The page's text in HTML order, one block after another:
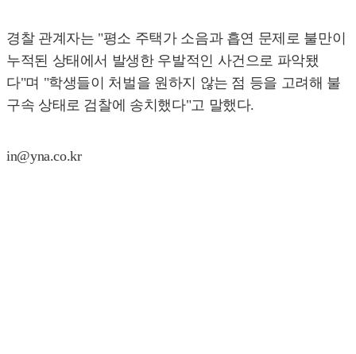
경찰 관계자는 "평소 주택가 소음과 흡연 문제로 불만이
누적된 상태에서 발생한 우발적인 사건으로 파악됐
다"며 "학생들이 처벌을 원하지 않는 점 등을 고려해 불
구속 상태로 검찰에 송치했다"고 말했다.
in@yna.co.kr